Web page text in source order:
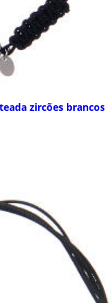
zircões brancos